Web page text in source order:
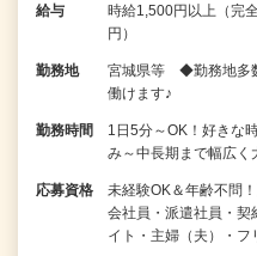
給与
時給1,500円以上（完
円）
勤務地
宮城県等 ◆勤務地多
働けます♪
勤務時間
1日5分～OK！好きな
み～中長期まで幅広く
応募資格
未経験OK＆年齢不問
会社員・派遣社員・契
イト・主婦（夫）・